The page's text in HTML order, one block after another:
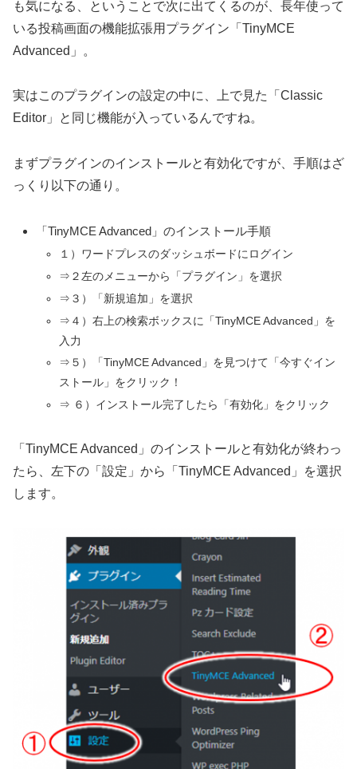
も気になる、ということで次に出てくるのが、長年使って
いる投稿画面の機能拡張用プラグイン「TinyMCE
Advanced」。
実はこのプラグインの設定の中に、上で見た「Classic
Editor」と同じ機能が入っているんですね。
まずプラグインのインストールと有効化ですが、手順はざ
っくり以下の通り。
「TinyMCE Advanced」のインストール手順
１）ワードプレスのダッシュボードにログイン
⇒２左のメニューから「プラグイン」を選択
⇒３）「新規追加」を選択
⇒４）右上の検索ボックスに「TinyMCE Advanced」を
入力
⇒５）「TinyMCE Advanced」を見つけて「今すぐイン
ストール」をクリック！
⇒ ６）インストール完了したら「有効化」をクリック
「TinyMCE Advanced」のインストールと有効化が終わっ
たら、左下の「設定」から「TinyMCE Advanced」を選択
します。